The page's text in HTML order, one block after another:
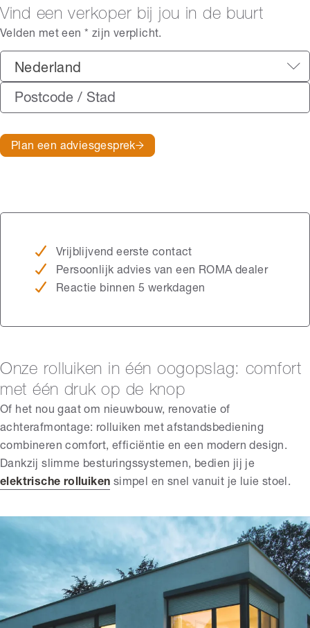
Vind een verkoper bij jou in de buurt
Velden met een * zijn verplicht.
Nederland
Plan een adviesgesprek
Vrijblijvend eerste contact
Persoonlijk advies van een ROMA dealer
Reactie binnen 5 werkdagen
Onze rolluiken in één oogopslag: comfort
met één druk op de knop
Of het nou gaat om nieuwbouw, renovatie of
achterafmontage: rolluiken met afstandsbediening
combineren comfort, efficiëntie en een modern design.
Dankzij slimme besturingssystemen, bedien jij je
elektrische rolluiken simpel en snel vanuit je luie stoel.